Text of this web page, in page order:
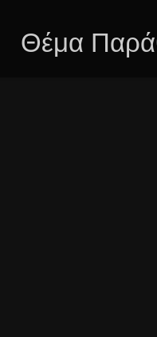
Θέμα